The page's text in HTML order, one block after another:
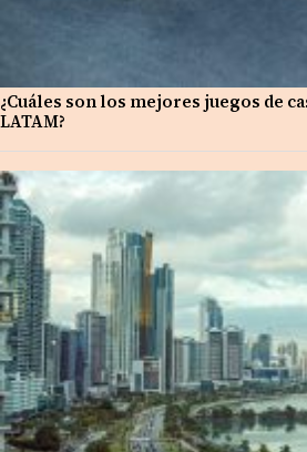
¿Cuáles son los mejores juegos de
LATAM?